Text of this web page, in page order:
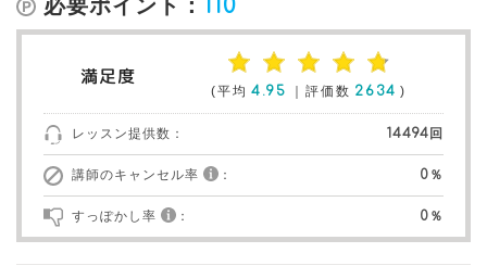
必要ポイント： 110
満足度
(平均 4.95 ｜評価数 2634 )
レッスン提供数： 14494回
講師のキャンセル率 ： 0％
すっぽかし率 ： 0％